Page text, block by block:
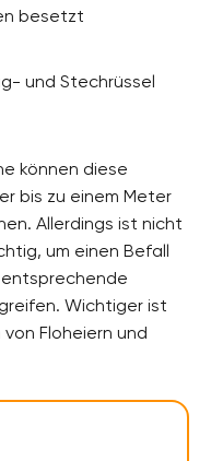
besetzt
und Stechrüssel
können diese
bis zu einem Meter
Allerdings ist nicht
um einen Befall
Wichtiger ist
Floheiern und